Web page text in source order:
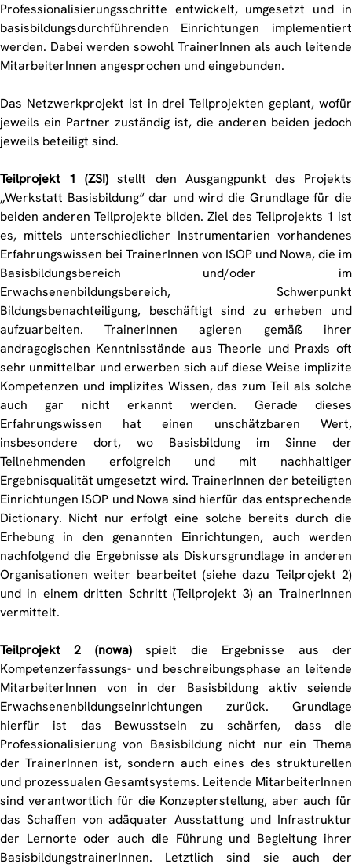
Professionalisierungsschritte entwickelt, umgesetzt und in
basisbildungsdurchführenden Einrichtungen implementiert
werden. Dabei werden sowohl TrainerInnen als auch leitende
MitarbeiterInnen angesprochen und eingebunden.
Das Netzwerkprojekt ist in drei Teilprojekten geplant, wofür
jeweils ein Partner zuständig ist, die anderen beiden jedoch
jeweils beteiligt sind.
Teilprojekt 1 (ZSI) stellt den Ausgangpunkt des Projekts
„Werkstatt Basisbildung“ dar und wird die Grundlage für die
beiden anderen Teilprojekte bilden. Ziel des Teilprojekts 1 ist
es, mittels unterschiedlicher Instrumentarien vorhandenes
Erfahrungswissen bei TrainerInnen von ISOP und Nowa, die im
Basisbildungsbereich und/oder im
Erwachsenenbildungsbereich, Schwerpunkt
Bildungsbenachteiligung, beschäftigt sind zu erheben und
aufzuarbeiten. TrainerInnen agieren gemäß ihrer
andragogischen Kenntnisstände aus Theorie und Praxis oft
sehr unmittelbar und erwerben sich auf diese Weise implizite
Kompetenzen und implizites Wissen, das zum Teil als solche
auch gar nicht erkannt werden. Gerade dieses
Erfahrungswissen hat einen unschätzbaren Wert,
insbesondere dort, wo Basisbildung im Sinne der
Teilnehmenden erfolgreich und mit nachhaltiger
Ergebnisqualität umgesetzt wird. TrainerInnen der beteiligten
Einrichtungen ISOP und Nowa sind hierfür das entsprechende
Dictionary. Nicht nur erfolgt eine solche bereits durch die
Erhebung in den genannten Einrichtungen, auch werden
nachfolgend die Ergebnisse als Diskursgrundlage in anderen
Organisationen weiter bearbeitet (siehe dazu Teilprojekt 2)
und in einem dritten Schritt (Teilprojekt 3) an TrainerInnen
vermittelt.
Teilprojekt 2 (nowa)spielt die Ergebnisse aus der
Kompetenzerfassungs- und beschreibungsphase an leitende
MitarbeiterInnen von in der Basisbildung aktiv seiende
Erwachsenenbildungseinrichtungen zurück. Grundlage
hierfür ist das Bewusstsein zu schärfen, dass die
Professionalisierung von Basisbildung nicht nur ein Thema
der TrainerInnen ist, sondern auch eines des strukturellen
und prozessualen Gesamtsystems. Leitende MitarbeiterInnen
sind verantwortlich für die Konzepterstellung, aber auch für
das Schaffen von adäquater Ausstattung und Infrastruktur
der Lernorte oder auch die Führung und Begleitung ihrer
BasisbildungstrainerInnen. Letztlich sind sie auch der